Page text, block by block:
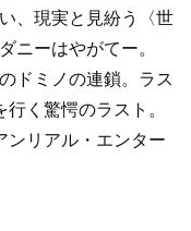
、現実と見紛う〈世
ニーはやがてー。
ドミノの連鎖。ラス
く驚愕のラスト。
ンリアル・エンター